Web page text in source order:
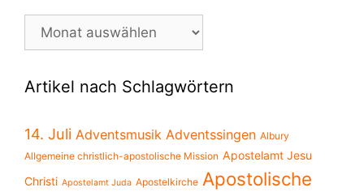
News-
Artikel nach Schlagwörtern
14. Juli Adventsmusik Adventssingen Albury
Allgemeine christlich-apostolische Mission Apostelamt Jesu
Christi Apostelamt Juda Apostelkirche Apostolische